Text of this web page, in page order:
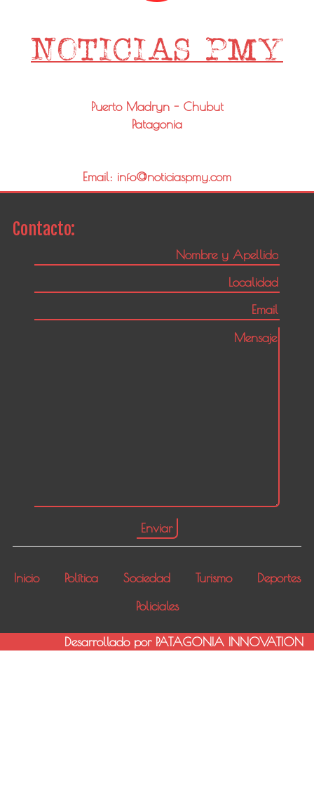
Puerto Madryn - Chubut
Patagonia
Email: info@noticiaspmy.com
Contacto:
Inicio Política Sociedad Turismo
Deportes
Policiales
Desarrollado por PATAGONIA INNOVATION